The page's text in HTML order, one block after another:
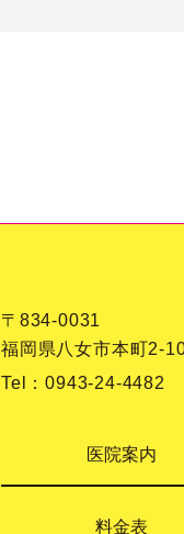
〒834-0031
福岡県八女市本町2-
Tel：0943-24-4482
医院案内
料金表